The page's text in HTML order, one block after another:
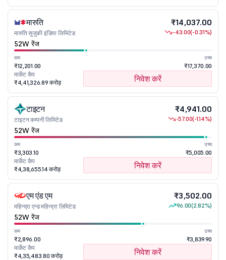
मारुति
मारुति सुजुकी इंडिया लिमिटेड
₹14,037.00
-43.00(-0.31%)
52W रेंज
कम
₹12,201.00
उच्च
₹17,370.00
मार्केट कैप
₹4,41,326.89 करोड़
निवेश करें
टाइटन
टाइटन कम्पनी लिमिटेड
₹4,941.00
-57.00(-1.14%)
52W रेंज
कम
₹3,303.10
उच्च
₹5,005.00
मार्केट कैप
₹4,38,655.14 करोड़
निवेश करें
एम एंड एम
महिन्द्रा एन्ड महिन्द्रा लिमिटेड
₹3,502.00
96.00(2.82%)
52W रेंज
कम
₹2,896.00
उच्च
₹3,839.90
मार्केट कैप
₹4,35,483.80 करोड़
निवेश करें